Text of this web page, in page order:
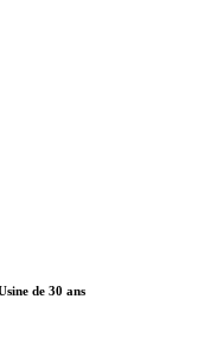
de 30 ans